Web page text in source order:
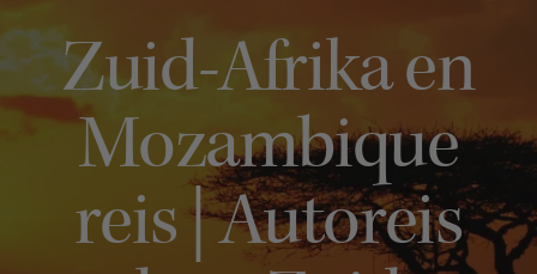
Zuid-Afrika en
Mozambique
reis | Autoreis